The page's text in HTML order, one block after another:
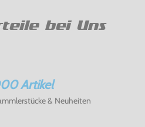
bei Uns
Artikel
& Neuheiten